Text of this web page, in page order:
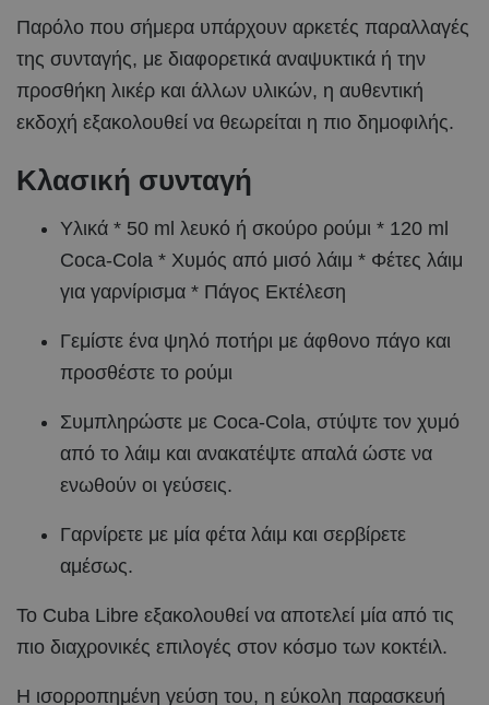
Παρόλο που σήμερα υπάρχουν αρκετές παραλλαγές
της συνταγής, με διαφορετικά αναψυκτικά ή την
προσθήκη λικέρ και άλλων υλικών, η αυθεντική
εκδοχή εξακολουθεί να θεωρείται η πιο δημοφιλής.
Κλασική συνταγή
Υλικά * 50 ml λευκό ή σκούρο ρούμι * 120 ml
Coca-Cola * Χυμός από μισό λάιμ * Φέτες λάιμ
για γαρνίρισμα * Πάγος Εκτέλεση
Γεμίστε ένα ψηλό ποτήρι με άφθονο πάγο και
προσθέστε το ρούμι
Συμπληρώστε με Coca-Cola, στύψτε τον χυμό
από το λάιμ και ανακατέψτε απαλά ώστε να
ενωθούν οι γεύσεις.
Γαρνίρετε με μία φέτα λάιμ και σερβίρετε
αμέσως.
Το Cuba Libre εξακολουθεί να αποτελεί μία από τις
πιο διαχρονικές επιλογές στον κόσμο των κοκτέιλ.
Η ισορροπημένη γεύση του, η εύκολη παρασκευή